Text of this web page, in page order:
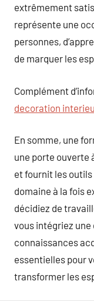
extrêmement
représente une
personnes,
de marquer les
Complément
decoration
En somme, une
une porte ouverte
et fournit les
domaine à la fois
décidiez de
vous intégriez
connaissances
essentielles pour
transformer les